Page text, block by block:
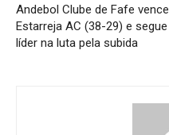
Andebol Clube de Fafe vence
Estarreja AC (38-29) e segue
líder na luta pela subida